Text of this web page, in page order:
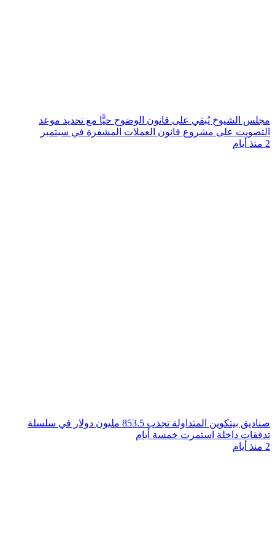
مجلس الشيوخ يُبقي على قانون الوضوح حيًّا مع تحديد موعد
التصويت على مشروع قانون العملات المشفرة في سبتمبر
2 منذ أيام
صناديق بيتكوين المتداولة تجذب 853.5 مليون دولار في سلسلة
تدفقات داخلة استمرت خمسة أيام
2 منذ أيام